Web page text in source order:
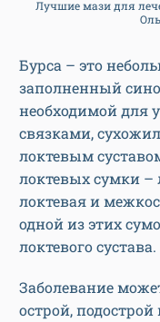
Лучшие мази для
Бурса – это
заполненный
необходимой для
связками,
локтевым
локтевых сумки –
локтевая и
одной из этих
локтевого сустава.
Заболевание
острой,